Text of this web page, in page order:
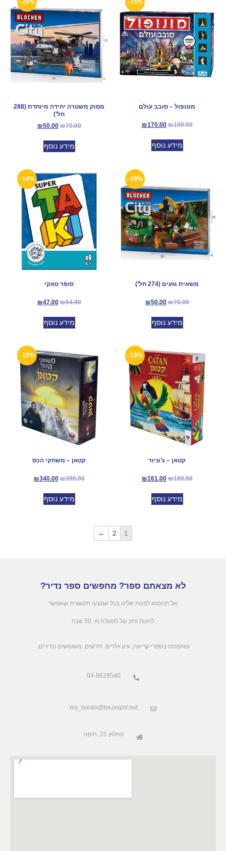
15% -
מונופול – סובב עולם
₪199.90
₪170.00
מידע נוסף
29% -
מסוק משטרה יחידה מיוחדת (288
חל’)
₪70.00
₪50.00
מידע נוסף
29% -
משאית גזעים (274 חל’)
₪70.00
₪50.00
מידע נוסף
14% -
סופר טאקי
₪54.90
₪47.00
מידע נוסף
15% -
קטאן – ג’וניור
₪189.90
₪161.00
מידע נוסף
15% -
קטאן – משחקי הכס
₪399.90
₪340.00
מידע נוסף
1
2
←
לא מצאתם ספר? מחפשים ספר נדיר?
אל תהססו לפנות אלינו בכל אמצעי תקשורת שאפשר
לחנות ותק של למעלה מ- 50 שנה
.ומתמחה בספרי קריאה, עיון וילדים. חדשים, משומשים ונדירים
04-8628540
ms_books@bezeqint.net
החלוץ 31, חיפה